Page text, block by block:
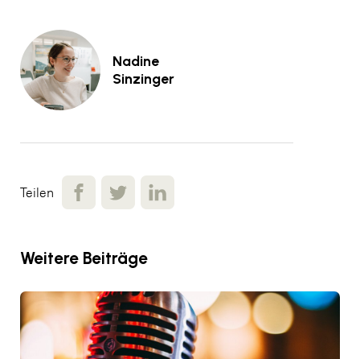
Nadine
Sinzinger
Teilen
Weitere Beiträge